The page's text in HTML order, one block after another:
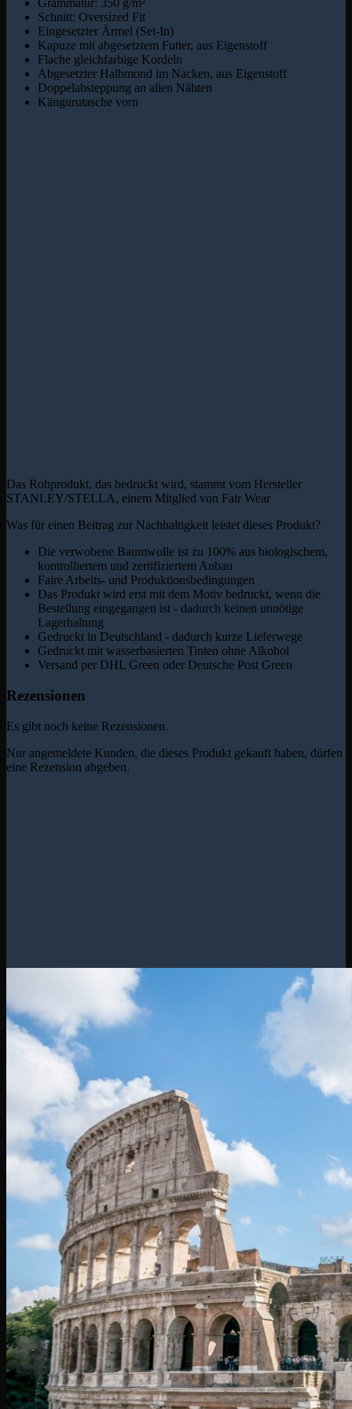
Grammatur: 350 g/m²
Schnitt: Oversized Fit
Eingesetzter Ärmel (Set-In)
Kapuze mit abgesetztem Futter, aus Eigenstoff
Flache gleichfarbige Kordeln
Abgesetzter Halbmond im Nacken, aus Eigenstoff
Doppelabsteppung an allen Nähten
Kängurutasche vorn
Das Rohprodukt, das bedruckt wird, stammt vom Hersteller
STANLEY/STELLA, einem Mitglied von Fair Wear
Was für einen Beitrag zur Nachhaltigkeit leistet dieses Produkt?
Die verwobene Baumwolle ist zu 100% aus biologischem,
kontrolliertem und zertifiziertem Anbau
Faire Arbeits- und Produktionsbedingungen
Das Produkt wird erst mit dem Motiv bedruckt, wenn die
Bestellung eingegangen ist - dadurch keinen unnötige
Lagerhaltung
Gedruckt in Deutschland - dadurch kurze Lieferwege
Gedruckt mit wasserbasierten Tinten ohne Alkohol
Versand per DHL Green oder Deutsche Post Green
Rezensionen
Es gibt noch keine Rezensionen.
Nur angemeldete Kunden, die dieses Produkt gekauft haben, dürfen
eine Rezension abgeben.